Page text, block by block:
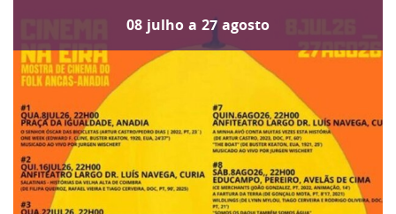
08 julho a 27 agosto